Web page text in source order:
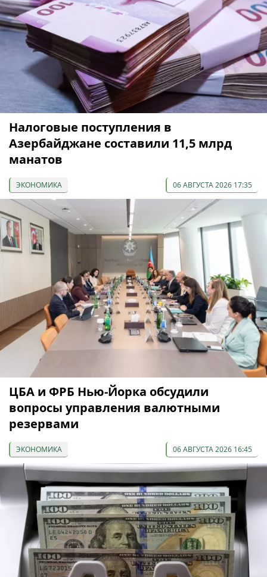
Налоговые поступления в
Азербайджане составили 11,5 млрд
манатов
ЭКОНОМИКА 06 АВГУСТА 2026 17:35
ЦБА и ФРБ Нью-Йорка обсудили
вопросы управления валютными
резервами
ЭКОНОМИКА 06 АВГУСТА 2026 16:45